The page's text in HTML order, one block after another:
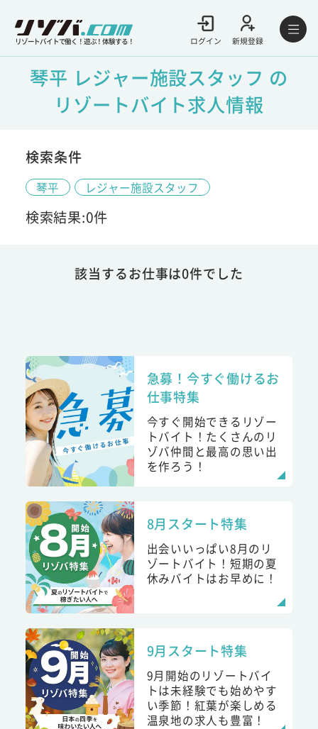
リゾートバイトで働く！遊ぶ！体験する！ ログイン 新規登録
琴平 レジャー施設スタッフ の
リゾートバイト求人情報
検索条件
琴平 レジャー施設スタッフ
検索結果:0件
該当するお仕事は0件でした
急募！今すぐ働けるお
仕事特集
今すぐ開始できるリゾー
トバイト！たくさんのリ
ゾバ仲間と最高の思い出
を作ろう！
8月スタート特集
出会いいっぱい8月のリ
ゾートバイト！短期の夏
休みバイトはお早めに！
9月スタート特集
9月開始のリゾートバイ
トは未経験でも始めやす
い季節！紅葉が楽しめる
温泉地の求人も豊富！